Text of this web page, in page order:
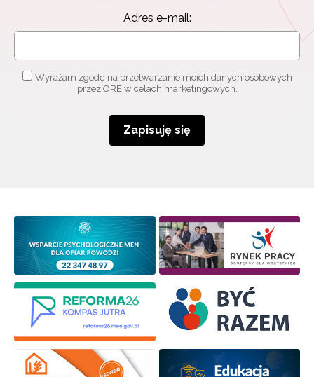
Adres e-mail:
Wyrażam zgodę na przetwarzanie moich danych osobowych
przez ORE w celach marketingowych.
Zapisuję się
informacjami
o szkoleniach i programach.
Adres e-mail:
Wyrażam zgodę na przetwarzanie moich danych
osobowych przez ORE w celach marketingowych.
Zapisuję się